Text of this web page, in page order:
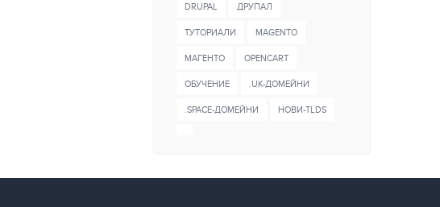
DRUPAL ДРУПАЛ
ТУТОРИАЛИ MAGENTO
МАГЕНТО OPENCART
ОБУЧЕНИЕ .UK-ДОМЕЙНИ
.SPACE-ДОМЕЙНИ НОВИ-TLDS